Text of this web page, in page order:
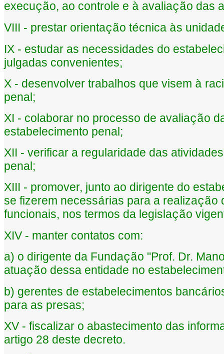
execução, ao controle e à avaliação das
VIII - prestar orientação técnica às
IX - estudar as necessidades do
julgadas convenientes;
X - desenvolver trabalhos que visem à
penal;
XI - colaborar no processo de avaliação
estabelecimento penal;
XII - verificar a regularidade das
penal;
XIII - promover, junto ao dirigente do
se fizerem necessárias para a realização
funcionais, nos termos da legislação
XIV - manter contatos com:
a) o dirigente da Fundação "Prof. Dr.
atuação dessa entidade no
b) gerentes de estabelecimentos bancá
para as presas;
XV - fiscalizar o abastecimento das
artigo 28 deste decreto.